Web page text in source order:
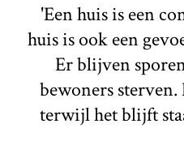
'Een huis is een
huis is ook een
Er blijven
bewoners
terwijl het blijft